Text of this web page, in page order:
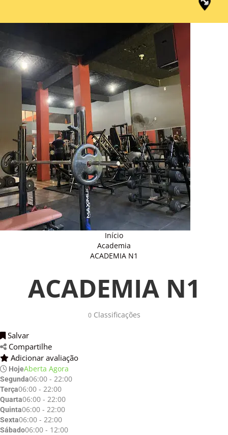
Início
Academia
ACADEMIA N1
ACADEMIA N1
0Classificações
Salvar
Compartilhe
Adicionar avaliação
HojeAberta Agora
Segunda06:00 - 22:00
Terça06:00 - 22:00
Quarta06:00 - 22:00
Quinta06:00 - 22:00
Sexta06:00 - 22:00
Sábado06:00 - 12:00